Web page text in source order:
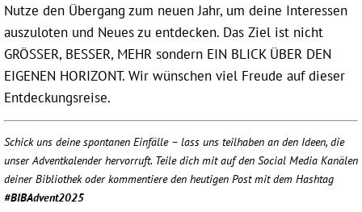
Nutze den Übergang zum neuen Jahr, um deine Interessen
auszuloten und Neues zu entdecken. Das Ziel ist nicht
GRÖSSER, BESSER, MEHR sondern EIN BLICK ÜBER DEN
EIGENEN HORIZONT. Wir wünschen viel Freude auf dieser
Entdeckungsreise.
Schick uns deine spontanen Einfälle – lass uns teilhaben an den Ideen, die
unser Adventkalender hervorruft. Teile dich mit auf den Social Media Kanälen
deiner Bibliothek oder kommentiere den heutigen Post mit dem Hashtag
#BIBAdvent2025